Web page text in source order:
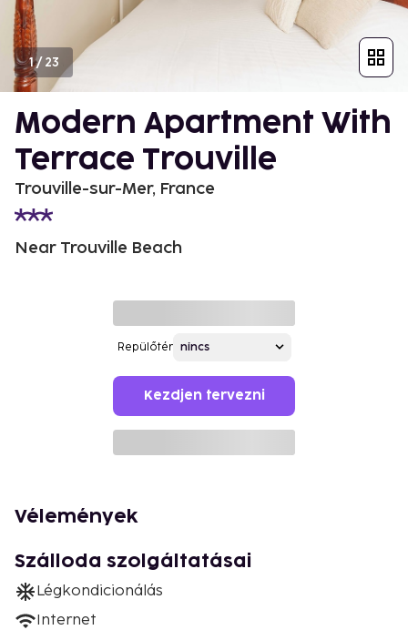
1/23
Modern Apartment With
Terrace Trouville
Trouville-sur-Mer, France
Near Trouville Beach
Repülőtér
Kezdjen tervezni
Vélemények
Szálloda szolgáltatásai
Légkondicionálás
Internet